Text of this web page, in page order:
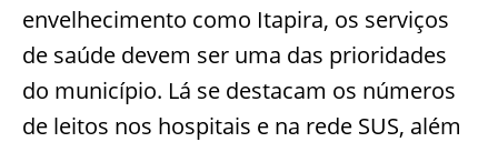
envelhecimento como Itapira, os serviços
de saúde devem ser uma das prioridades
do município. Lá se destacam os números
de leitos nos hospitais e na rede SUS, além